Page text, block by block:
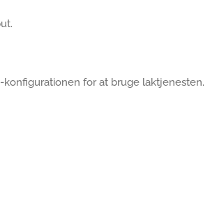
for at bruge laktjenesten.